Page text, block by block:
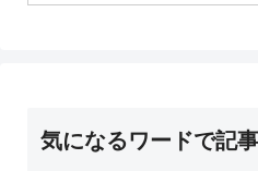
気になるワードで記